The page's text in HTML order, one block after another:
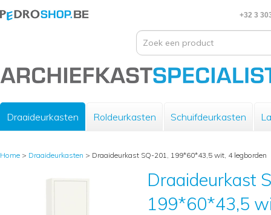
+32 3
Draaideurkasten Roldeurkasten Schuifdeurkasten
Home > Draaideurkasten > Draaideurkast SQ-201, 199*60*43,5 wit, 4 legborden
Draaideurkast
199*60*43,5